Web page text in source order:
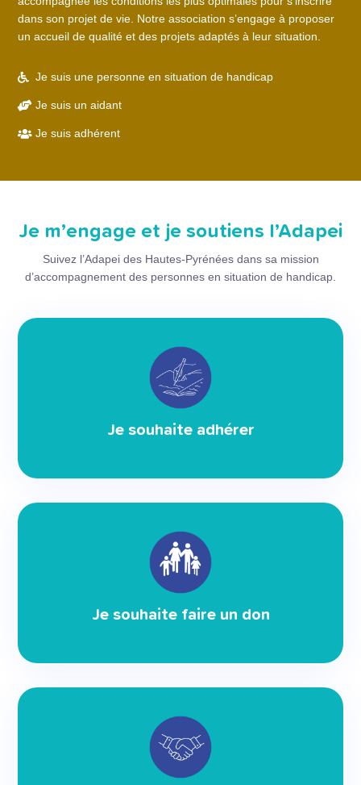
dans son projet de vie. Notre association s’engage à proposer
un accueil de qualité et des projets adaptés à leur situation.
 Je suis une personne en situation de handicap
 Je suis un aidant
 Je suis adhérent
Je m’engage et je soutiens l’Adapei
Suivez l’Adapei des Hautes-Pyrénées dans sa mission
d’accompagnement des personnes en situation de handicap.
Je souhaite adhérer
Je souhaite faire un don